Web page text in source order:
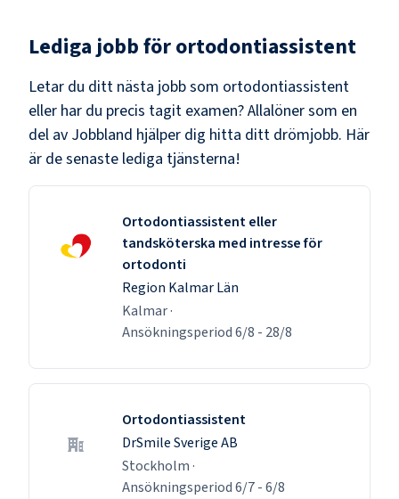
Lediga jobb förortodontiassistent
Letar du ditt nästa jobb som ortodontiassistent
eller har du precis tagit examen? Allalöner som en
del av Jobbland hjälper dig hitta ditt drömjobb. Här
är de senaste lediga tjänsterna!
Ortodontiassistent eller
tandsköterska med intresse för
ortodonti
Region Kalmar Län
Kalmar·
Ansökningsperiod6/8 - 28/8
Ortodontiassistent
DrSmile Sverige AB
Stockholm ·
Ansökningsperiod6/7-6/8